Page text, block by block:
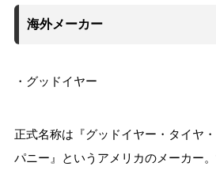
海外メーカー
・グッドイヤー
正式名称は『グッドイヤー・タイヤ
パニー』というアメリカのメーカー